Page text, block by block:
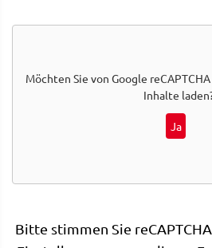
Möchten Sie von Google reCAPTCHA
Inhalte
Ja
Bitte stimmen Sie